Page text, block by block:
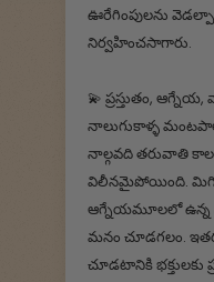
ఊరేగింపులను
నిర్వహించసాగారు.
💫 ప్రస్తుతం,
నాలుగుకాళ్ళ
నాల్గవది తరువాతి
విలీనమైపోయింది.
ఆగ్నేయమూలలో ఉన్న
మనం చూడగలం.
చూడటానికి భక్తులకు